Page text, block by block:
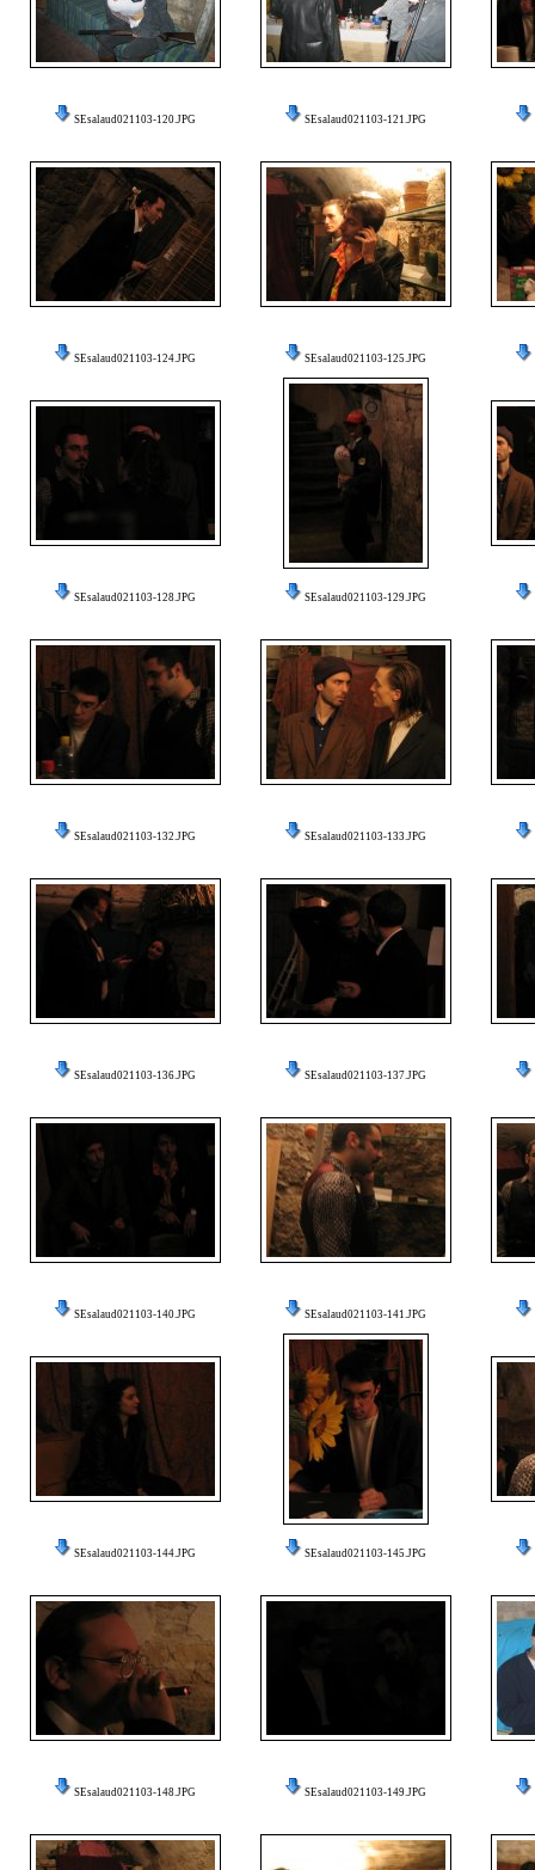
SEsalaud021103-120.JPG SEsalaud021103-121.JPG
SEsalaud021103-124.JPG SEsalaud021103-125.JPG
SEsalaud021103-128.JPG SEsalaud021103-129.JPG
SEsalaud021103-132.JPG SEsalaud021103-133.JPG
SEsalaud021103-136.JPG SEsalaud021103-137.JPG
SEsalaud021103-140.JPG SEsalaud021103-141.JPG
SEsalaud021103-144.JPG SEsalaud021103-145.JPG
SEsalaud021103-148.JPG SEsalaud021103-149.JPG